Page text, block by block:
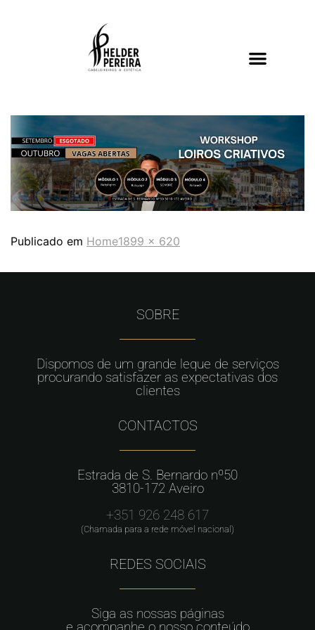
Publicado em Home1899 × 620
SOBRE
Dispomos de um grande leque de serviços
procurando satisfazer as expectativas dos
clientes
CONTACTOS
Estrada de S. Bernardo nº50
3810-172 Aveiro
+351 926 248 617
(Chamada para a rede móvel nacional)
REDES SOCIAIS
Siga as nossas páginas